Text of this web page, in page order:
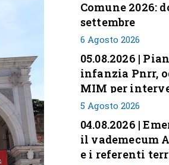
Comune 2026:
settembre
6 Agosto 2026
05.08.2026 |
infanzia Pnrr,
MIM per
conclusi
5 Agosto 2026
04.08.2026 |
il vademecum
e i referenti